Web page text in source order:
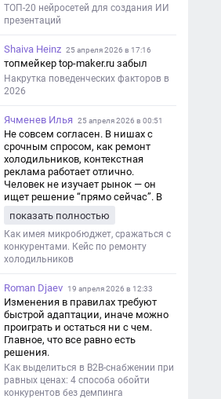
ТОП-20 нейросетей для создания ИИ
презентаций
Shaiva Heinz 25 апреля 2026 в 17:16
топмейкер top-maker.ru забыл
Накрутка поведенческих факторов в
2026
Ячменев Илья 25 апреля 2026 в 00:51
Не совсем согласен. В нишах с
срочным спросом, как ремонт
холодильников, контекстная
реклама работает отлично.
Человек не изучает рынок — он
ищет решение “прямо сейчас”. В
и ловит самый горячий трафик,
тогда как SEO в таких задачах
просто не успевает.
показать полностью
Как имея микробюджет, сражаться с
конкурентами. Кейс по ремонту
холодильников
Roman Djaev 19 апреля 2026 в 12:33
Изменения в правилах требуют
быстрой адаптации, иначе можно
проиграть и остаться ни с чем.
Главное, что все равно есть
решения.
Как выделиться в B2B-снабжении при
равных ценах: 4 способа обойти
конкурентов без демпинга